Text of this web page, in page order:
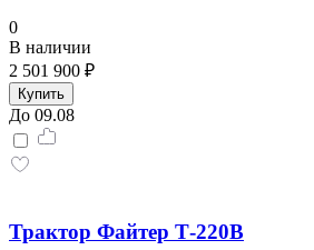
0
В наличии
2 501 900 ₽
Купить
До 09.08
Трактор Файтер Т-220В